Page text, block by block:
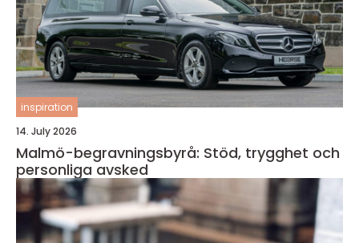
inspiration
14. July 2026
Malmö-begravningsbyrå: Stöd, trygghet och
personliga avsked